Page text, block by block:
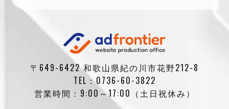
〒649-6422 和歌山県紀の川市花野212-8
TEL：0736-60-3822
営業時間：9:00～17:00（土日祝休み）